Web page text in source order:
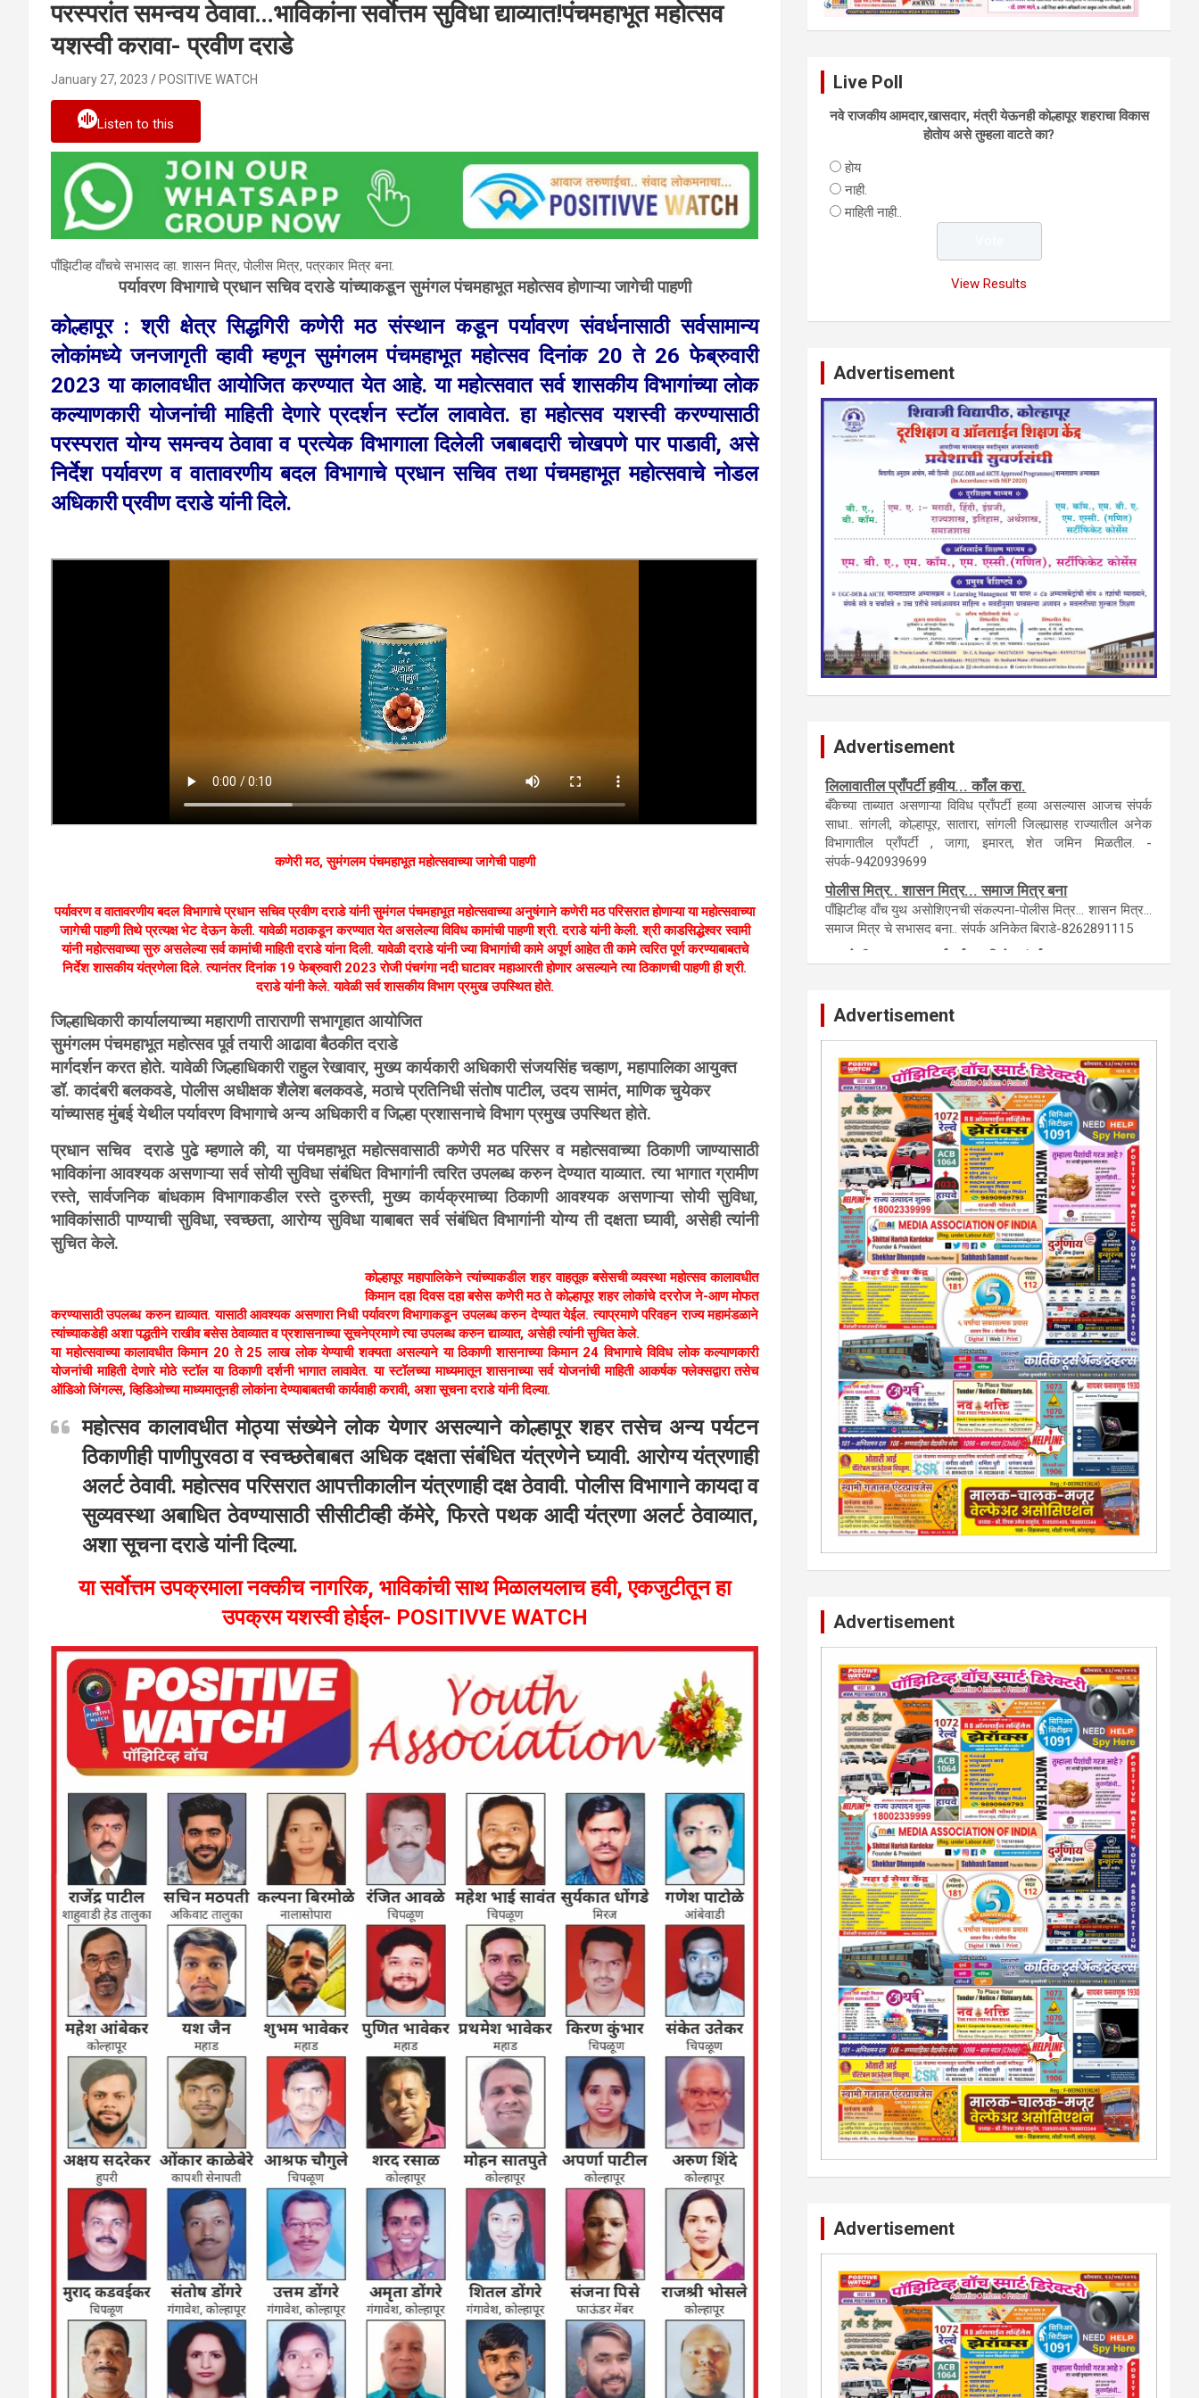
परस्परांत समन्वय ठेवावा…भाविकांना सर्वाेत्तम सुविधा द्याव्यात!पंचमहाभूत महोत्सव
यशस्वी करावा- प्रवीण दराडे
January 27, 2023 POSITIVE WATCH
Listen to this
पाँझिटीव्ह वाँचचे सभासद व्हा. शासन मित्र, पाेलीस मित्र, पत्रकार मित्र बना.
पर्यावरण विभागाचे प्रधान सचिव दराडे यांच्याकडून सुमंगल पंचमहाभूत महोत्सव होणाऱ्या जागेची पाहणी
कोल्हापूर : श्री क्षेत्र सिद्धगिरी कणेरी मठ संस्थान कडून पर्यावरण संवर्धनासाठी सर्वसामान्य
लोकांमध्ये जनजागृती व्हावी म्हणून सुमंगलम पंचमहाभूत महोत्सव दिनांक 20 ते 26 फेब्रुवारी
2023 या कालावधीत आयोजित करण्यात येत आहे. या महोत्सवात सर्व शासकीय विभागांच्या लोक
कल्याणकारी योजनांची माहिती देणारे प्रदर्शन स्टॉल लावावेत. हा महोत्सव यशस्वी करण्यासाठी
परस्परात योग्य समन्वय ठेवावा व प्रत्येक विभागाला दिलेली जबाबदारी चोखपणे पार पाडावी, असे
निर्देश पर्यावरण व वातावरणीय बदल विभागाचे प्रधान सचिव तथा पंचमहाभूत महोत्सवाचे नोडल
अधिकारी प्रवीण दराडे यांनी दिले.
कणेरी मठ, सुमंगलम पंचमहाभूत महोत्सवाच्या जागेची पाहणी
पर्यावरण व वातावरणीय बदल विभागाचे प्रधान सचिव प्रवीण दराडे यांनी सुमंगल पंचमहाभूत महोत्सवाच्या अनुषंगाने कणेरी मठ परिसरात होणाऱ्या या महोत्सवाच्या
जागेची पाहणी तिथे प्रत्यक्ष भेट देऊन केली. यावेळी मठाकडून करण्यात येत असलेल्या विविध कामांची पाहणी श्री. दराडे यांनी केली. श्री काडसिद्धेश्वर स्वामी
यांनी महोत्सवाच्या सुरु असलेल्या सर्व कामांची माहिती दराडे यांना दिली. यावेळी दराडे यांनी ज्या विभागांची कामे अपूर्ण आहेत ती कामे त्वरित पूर्ण करण्याबाबतचे
निर्देश शासकीय यंत्रणेला दिले. त्यानंतर दिनांक 19 फेब्रुवारी 2023 रोजी पंचगंगा नदी घाटावर महाआरती होणार असल्याने त्या ठिकाणची पाहणी ही श्री.
दराडे यांनी केले. यावेळी सर्व शासकीय विभाग प्रमुख उपस्थित होते.
जिल्हाधिकारी कार्यालयाच्या महाराणी ताराराणी सभागृहात आयोजित
सुमंगलम पंचमहाभूत महोत्सव पूर्व तयारी आढावा बैठकीत दराडे
मार्गदर्शन करत होते. यावेळी जिल्हाधिकारी राहुल रेखावार, मुख्य कार्यकारी अधिकारी संजयसिंह चव्हाण, महापालिका आयुक्त
डॉ. कादंबरी बलकवडे, पोलीस अधीक्षक शैलेश बलकवडे, मठाचे प्रतिनिधी संतोष पाटील, उदय सामंत, माणिक चुयेकर
यांच्यासह मुंबई येथील पर्यावरण विभागाचे अन्य अधिकारी व जिल्हा प्रशासनाचे विभाग प्रमुख उपस्थित होते.
प्रधान सचिव दराडे पुढे म्हणाले की, या पंचमहाभूत महोत्सवासाठी कणेरी मठ परिसर व महोत्सवाच्या ठिकाणी जाण्यासाठी
भाविकांना आवश्यक असणाऱ्या सर्व सोयी सुविधा संबंधित विभागांनी त्वरित उपलब्ध करुन देण्यात याव्यात. त्या भागात ग्रामीण
रस्ते, सार्वजनिक बांधकाम विभागाकडील रस्ते दुरुस्ती, मुख्य कार्यक्रमाच्या ठिकाणी आवश्यक असणाऱ्या सोयी सुविधा,
भाविकांसाठी पाण्याची सुविधा, स्वच्छता, आरोग्य सुविधा याबाबत सर्व संबंधित विभागांनी योग्य ती दक्षता घ्यावी, असेही त्यांनी
सुचित केले.
कोल्हापूर महापालिकेने त्यांच्याकडील शहर वाहतूक बसेसची व्यवस्था महोत्सव कालावधीत
किमान दहा दिवस दहा बसेस कणेरी मठ ते कोल्हापूर शहर लोकांचे दररोज ने-आण मोफत
करण्यासाठी उपलब्ध करुन द्याव्यात. यासाठी आवश्यक असणारा निधी पर्यावरण विभागाकडून उपलब्ध करुन देण्यात येईल. त्याप्रमाणे परिवहन राज्य महामंडळाने
त्यांच्याकडेही अशा पद्धतीने राखीव बसेस ठेवाव्यात व प्रशासनाच्या सूचनेप्रमाणे त्या उपलब्ध करुन द्याव्यात, असेही त्यांनी सुचित केले.
या महोत्सवाच्या कालावधीत किमान 20 ते 25 लाख लोक येण्याची शक्यता असल्याने या ठिकाणी शासनाच्या किमान 24 विभागाचे विविध लोक कल्याणकारी
योजनांची माहिती देणारे मोठे स्टॉल या ठिकाणी दर्शनी भागात लावावेत. या स्टॉलच्या माध्यमातून शासनाच्या सर्व योजनांची माहिती आकर्षक फ्लेक्सद्वारा तसेच
ऑडिओ जिंगल्स, व्हिडिओच्या माध्यमातूनही लोकांना देण्याबाबतची कार्यवाही करावी, अशा सूचना दराडे यांनी दिल्या.
महोत्सव कालावधीत मोठ्या संख्येने लोक येणार असल्याने कोल्हापूर शहर तसेच अन्य पर्यटन
ठिकाणीही पाणीपुरवठा व स्वच्छतेबाबत अधिक दक्षता संबंधित यंत्रणेने घ्यावी. आरोग्य यंत्रणाही
अलर्ट ठेवावी. महोत्सव परिसरात आपत्तीकालीन यंत्रणाही दक्ष ठेवावी. पोलीस विभागाने कायदा व
सुव्यवस्था अबाधित ठेवण्यासाठी सीसीटीव्ही कॅमेरे, फिरते पथक आदी यंत्रणा अलर्ट ठेवाव्यात,
अशा सूचना दराडे यांनी दिल्या.
या सर्वाेत्तम उपक्रमाला नक्कीच नागरिक, भाविकांची साथ मिळालयलाच हवी, एकजुटीतून हा
उपक्रम यशस्वी हाेईल- POSITIVVE WATCH
Live Poll
नवे राजकीय आमदार,खासदार, मंत्री येऊनही काेल्हापूर शहराचा विकास
हाेताेय असे तुम्हला वाटते का?
हाेय
नाही.
माहिती नाही..
View Results
Advertisement
Advertisement
नवशक्ती- फ्री प्रेस जर्नल, मराठी इंग्लीश पेपरला जाहिरात द्या.
टेंडर, नाेटीस, आँक्शन, लिगलच्या सर्व बँका, पतसंस्था यांच्या जाहिरातींना
आम्ही याेग्य दरात प्रसिद्धी देऊ.
लिलावातील प्राँपर्टी हवीय... काँल करा.
साधा.. सांगली, काेल्हापूर, सातारा, सांगली जिल्ह्यासह राज्यातील अनेक
विभागातील प्राँपर्टी , जागा, इमारत, शेत जमिन मिळतील. -
संपर्क-9420939699
कायदेशीर सल्ला या मार्गदर्शन पाहिजे. संपर्क साधा-
परिस्थितीनुसार तुम्ही जर आर्थिक, शैक्षणिक, सामाजिक समस्या, गुन्हेगारी,
शारीरीक त्रास, फसवणूक सारख्या प्रकरणात अडकला असाल, काेर्टाची
पायरी चढला असाल तर चिंता नकाे.. आम्ही मदत करू. मार्गदर्शन करू,
कायदेशीर सल्ला देऊ. - आजच संपर्क साधा- भारत
साेनुले-8888207374 या AD सतिश कुंभार -9860944728
मराठी.. इंग्रजी पेपरला जाहिरात द्यायची संपर्क साधा..
मराठी इंग्रजी दैनिकासाठी जिल्हा, राज्य आवृत्तीसाठी जाहिराती स्विकारल्या
जातील. नवशक्ती, फ्री प्रेस जर्नल साठी तुम्हीही तुमच्या नाेटीस द्या. बँक,
13/213/4 सेल्स , डिमांड नाेटीस इतरांच्यापेक्षा वाजवी दरात आम्ही
आपली जाहिरात पब्लिश करू. माेबा. 9420939699
Advertisement
Advertisement
Advertisement